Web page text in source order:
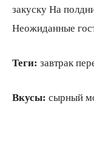
закуску На
Неожиданные
Теги: завтрак
Вкусы: сырный